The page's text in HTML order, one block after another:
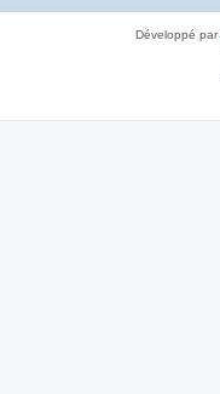
Développé par